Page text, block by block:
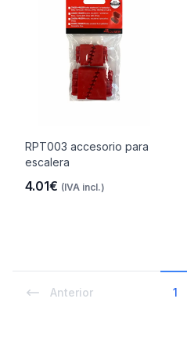
RPT003 accesorio para
escalera
4.01€ (IVA incl.)
Anterior 1